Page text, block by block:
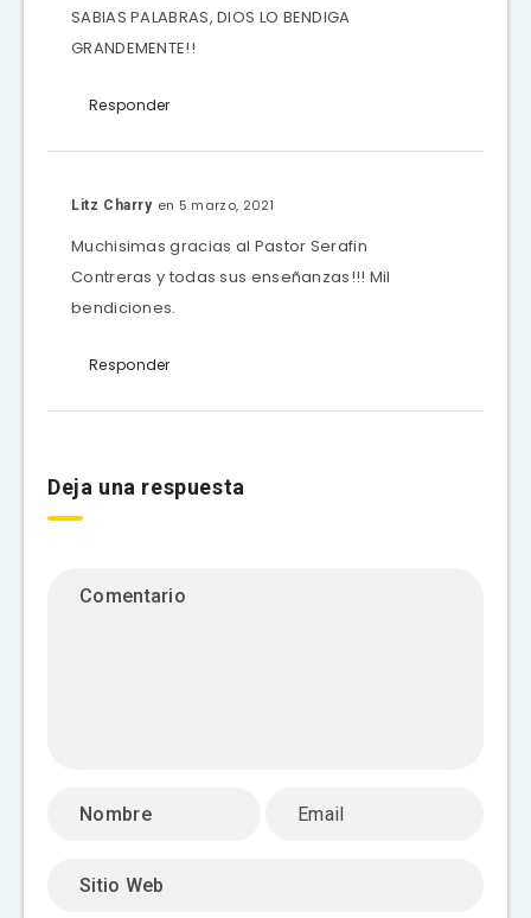
SABIAS PALABRAS, DIOS LO BENDIGA
GRANDEMENTE!!
Responder
Litz Charry en 5 marzo, 2021
Muchisimas gracias al Pastor Serafin
Contreras y todas sus enseñanzas!!! Mil
bendiciones.
Responder
Deja una respuesta